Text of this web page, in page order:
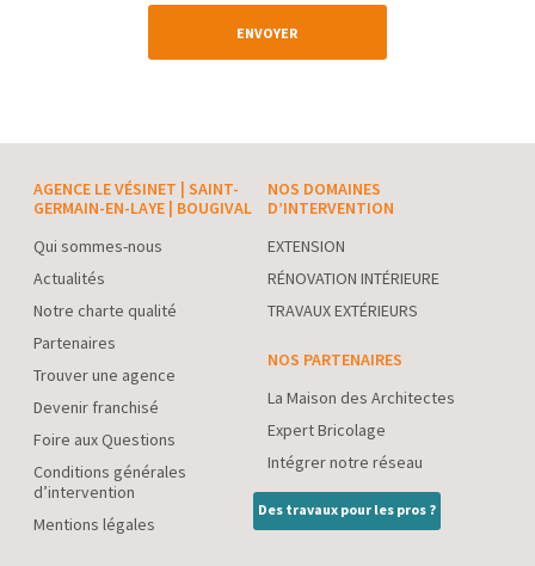
ENVOYER
AGENCE LE VÉSINET | SAINT-
GERMAIN-EN-LAYE | BOUGIVAL
Qui sommes-nous
Actualités
Notre charte qualité
Partenaires
Trouver une agence
Devenir franchisé
Foire aux Questions
Conditions générales
d’intervention
Mentions légales
NOS DOMAINES
D’INTERVENTION
EXTENSION
RÉNOVATION INTÉRIEURE
TRAVAUX EXTÉRIEURS
NOS PARTENAIRES
La Maison des Architectes
Expert Bricolage
Intégrer notre réseau
Des travaux pour les pros ?